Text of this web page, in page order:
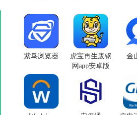
紫鸟浏览器
虎宝再生废钢
网app安卓版
金